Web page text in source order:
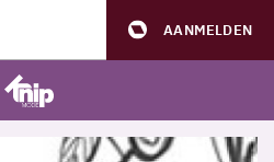
AANMELDEN